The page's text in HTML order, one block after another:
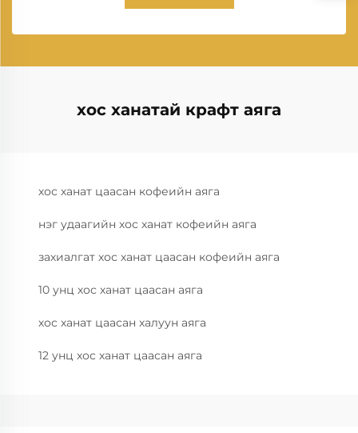
хос ханатай крафт аяга
хос ханат цаасан кофеийн аяга
нэг удаагийн хос ханат кофеийн аяга
захиалгат хос ханат цаасан кофеийн аяга
10 унц хос ханат цаасан аяга
хос ханат цаасан халуун аяга
12 унц хос ханат цаасан аяга